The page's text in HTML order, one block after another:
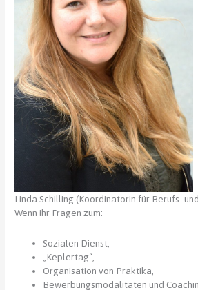
Linda Schilling (Koordinatorin für Berufs-
Wenn ihr Fragen zum:
Sozialen Dienst,
„Keplertag“,
Organisation von Praktika,
Bewerbungsmodalitäten und